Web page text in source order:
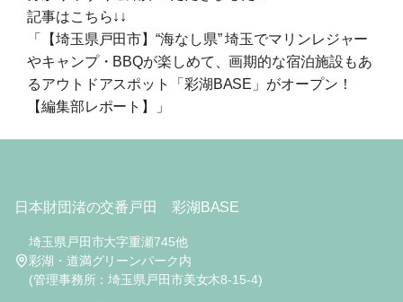
記事はこちら↓↓
「【埼玉県戸田市】“海なし県” 埼玉でマリンレジャー
やキャンプ・BBQが楽しめて、画期的な宿泊施設もあ
るアウトドアスポット「彩湖BASE」がオープン！
【編集部レポート】」
日本財団渚の交番戸田 彩湖BASE
埼玉県戸田市大字重瀬745他
彩湖・道満グリーンパーク内
(管理事務所：埼玉県戸田市美女木8-15-4)